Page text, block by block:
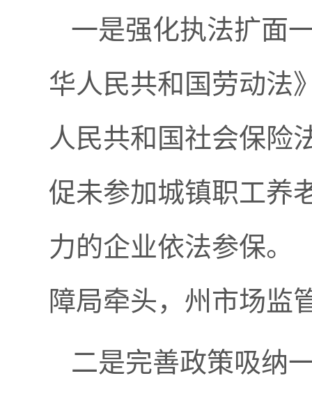
一是强化执法扩面
华人民共和国劳动法
人民共和国社会保险
促未参加城镇职工养
力的企业依法参保。
障局牵头，州市场监
二是完善政策吸纳